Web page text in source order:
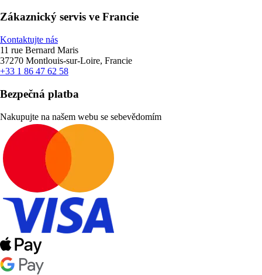
Zákaznický servis ve Francie
Kontaktujte nás
11 rue Bernard Maris
37270 Montlouis-sur-Loire, Francie
+33 1 86 47 62 58
Bezpečná platba
Nakupujte na našem webu se sebevědomím